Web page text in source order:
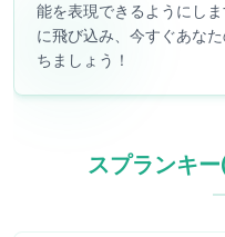
能を表現できるようにし
に飛び込み、今すぐあな
ちましょう！
スプランキ